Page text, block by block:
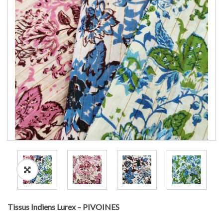
Tissus Indiens Lurex – PIVOINES